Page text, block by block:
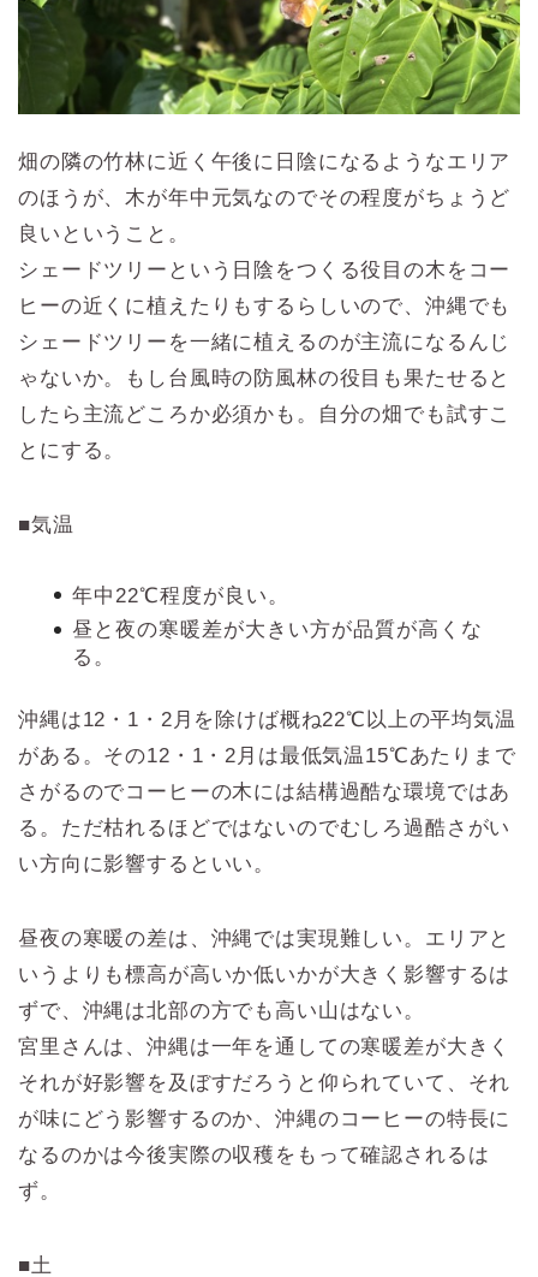
畑の隣の竹林に近く午後に日陰になるようなエリア
のほうが、木が年中元気なのでその程度がちょうど
良いということ。
シェードツリーという日陰をつくる役目の木をコー
ヒーの近くに植えたりもするらしいので、沖縄でも
シェードツリーを一緒に植えるのが主流になるんじ
ゃないか。もし台風時の防風林の役目も果たせると
したら主流どころか必須かも。自分の畑でも試すこ
とにする。
■気温
年中22℃程度が良い。
昼と夜の寒暖差が大きい方が品質が高くな
る。
沖縄は12・1・2月を除けば概ね22℃以上の平均気温
がある。その12・1・2月は最低気温15℃あたりまで
さがるのでコーヒーの木には結構過酷な環境ではあ
る。ただ枯れるほどではないのでむしろ過酷さがい
い方向に影響するといい。
昼夜の寒暖の差は、沖縄では実現難しい。エリアと
いうよりも標高が高いか低いかが大きく影響するは
ずで、沖縄は北部の方でも高い山はない。
宮里さんは、沖縄は一年を通しての寒暖差が大きく
それが好影響を及ぼすだろうと仰られていて、それ
が味にどう影響するのか、沖縄のコーヒーの特長に
なるのかは今後実際の収穫をもって確認されるは
ず。
■土